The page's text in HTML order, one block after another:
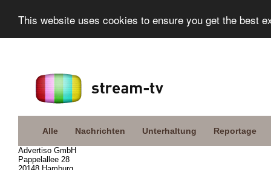
This website uses cookies to ensure you get the best
Alle Nachrichten Unterhaltung Reportage
Advertiso GmbH
Pappelallee 28